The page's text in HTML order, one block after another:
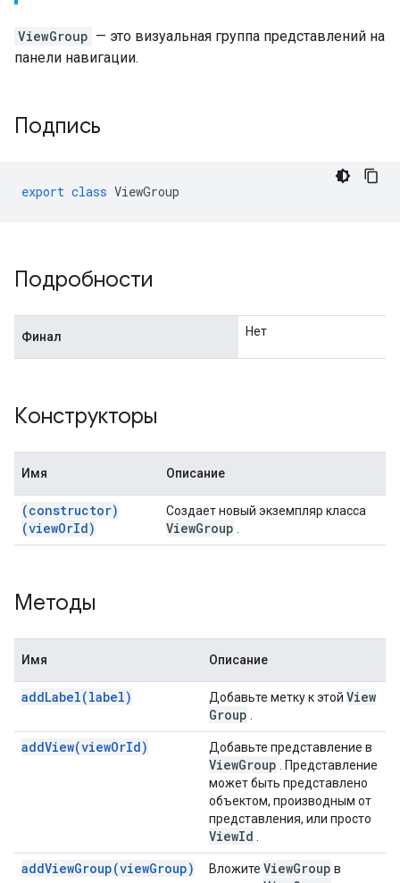
ViewGroup — это визуальная группа представлений на
панели навигации.
Подпись
export class ViewGroup
Подробности
Финал Нет
Конструкторы
Имя Описание
(constructor)
(viewOrId)
Создает новый экземпляр класса
ViewGroup
Методы
Имя Описание
addLabel(label) Добавьте метку к этой View
Group
addView(viewOrId) Добавьте представление в
ViewGroup . Представление
может быть представлено
объектом, производным от
представления, или просто
ViewId
addViewGroup(viewGroup) Вложите ViewGroup в